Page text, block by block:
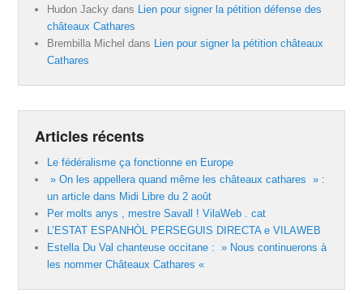
Hudon Jacky dans Lien pour signer la pétition défense des
châteaux Cathares
Brembilla Michel dans Lien pour signer la pétition châteaux
Cathares
Articles récents
Le fédéralisme ça fonctionne en Europe
» On les appellera quand même les châteaux cathares » :
un article dans Midi Libre du 2 août
Per molts anys , mestre Savall ! VilaWeb . cat
L’ESTAT ESPANHÒL PERSEGUIS DIRECTA e VILAWEB
Estella Du Val chanteuse occitane : » Nous continuerons à
les nommer Châteaux Cathares «